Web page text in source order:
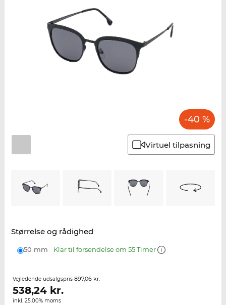
-40 %
Virtuel tilpasning
Størrelse og rådighed
50 mm Klar til forsendelse om 55 Timer
Vejledende udsalgspris 897,06 kr.
538,24kr.
inkl. 25.00% moms